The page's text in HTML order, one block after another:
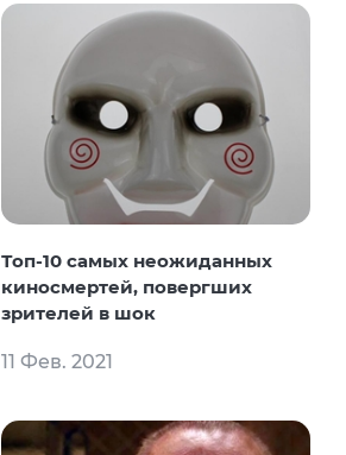
Топ-10 самых неожиданных
киносмертей, повергших
зрителей в шок
11 Фев. 2021